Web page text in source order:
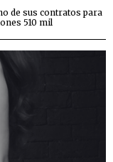
de sus contratos para
510 mil